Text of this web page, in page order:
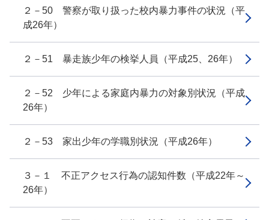
２－50 警察が取り扱った校内暴力事件の状況（平
成26年）
２－51 暴走族少年の検挙人員（平成25、26年）
２－52 少年による家庭内暴力の対象別状況（平成
26年）
２－53 家出少年の学職別状況（平成26年）
３－１ 不正アクセス行為の認知件数（平成22年～
26年）